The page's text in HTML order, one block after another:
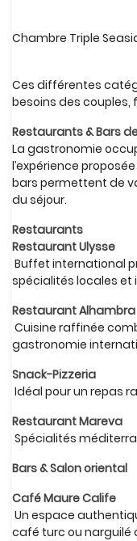
Chambre Triple
Ces différentes
besoins des couples,
Restaurants & Bars
La gastronomie
l’expérience
bars permettent de
du séjour.
Restaurants
Restaurant Ulysse
Buffet international
spécialités locales et
Restaurant Alhambra
Cuisine raffinée
gastronomie
Snack-Pizzeria
Idéal pour un repas
Restaurant Mareva
Spécialités
Bars & Salon oriental
Café Maure Calife
Un espace
café turc ou narguilé